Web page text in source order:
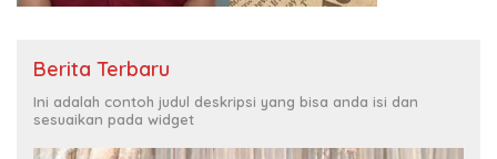
Berita Terbaru
Ini adalah contoh judul deskripsi yang bisa anda isi dan
sesuaikan pada widget